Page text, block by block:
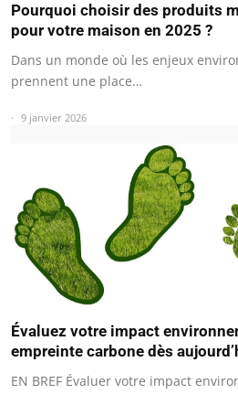
Pourquoi choisir des produits
pour votre maison en 2025 ?
Dans un monde où les enjeux
prennent une place…
9 janvier 2026
Évaluez votre impact
empreinte carbone dès
EN BREF Évaluer votre impact